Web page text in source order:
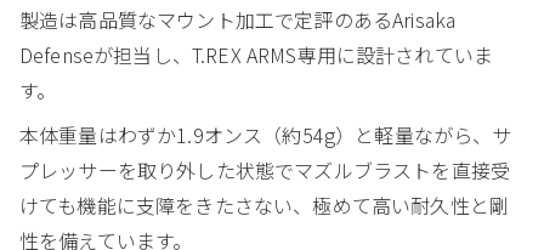
製造は高品質なマウント加工で定評のあるArisaka
Defenseが担当し、T.REX ARMS専用に設計されていま
す。
本体重量はわずか1.9オンス（約54g）と軽量ながら、サ
プレッサーを取り外した状態でマズルブラストを直接受
けても機能に支障をきたさない、極めて高い耐久性と剛
性を備えています。